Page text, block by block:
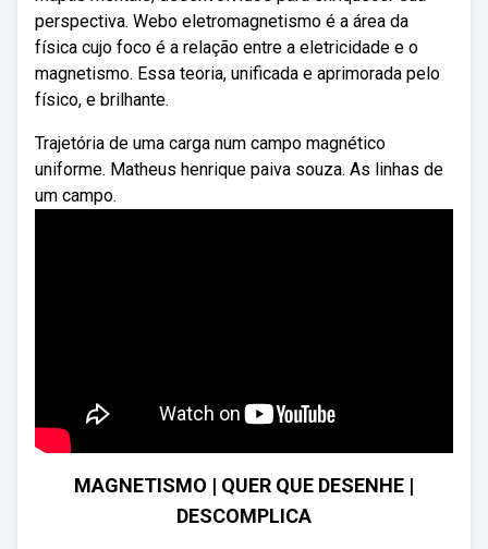
perspectiva. Webo eletromagnetismo é a área da
física cujo foco é a relação entre a eletricidade e o
magnetismo. Essa teoria, unificada e aprimorada pelo
físico, e brilhante.
Trajetória de uma carga num campo magnético
uniforme. Matheus henrique paiva souza. As linhas de
um campo.
MAGNETISMO | QUER QUE DESENHE |
DESCOMPLICA